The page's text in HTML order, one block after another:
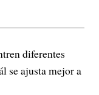
diferentes
se ajusta mejor a